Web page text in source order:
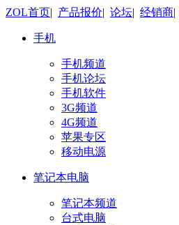
ZOL首页| 产品报价| 论坛| 经销商|
手机
手机频道
手机论坛
手机软件
3G频道
4G频道
苹果专区
移动电源
笔记本电脑
笔记本频道
台式电脑